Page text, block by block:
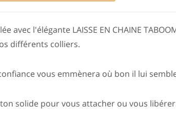
avec l'élégante LAISSE EN CHAINE
différents colliers.
vous emmènera où bon il lui
solide pour vous attacher ou vous